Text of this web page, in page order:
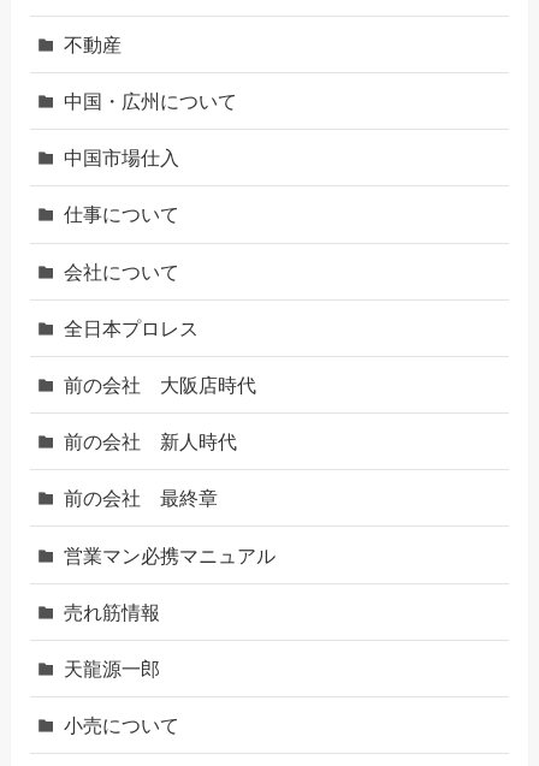
不動産
中国・広州について
中国市場仕入
仕事について
会社について
全日本プロレス
前の会社 大阪店時代
前の会社 新人時代
前の会社 最終章
営業マン必携マニュアル
売れ筋情報
天龍源一郎
小売について